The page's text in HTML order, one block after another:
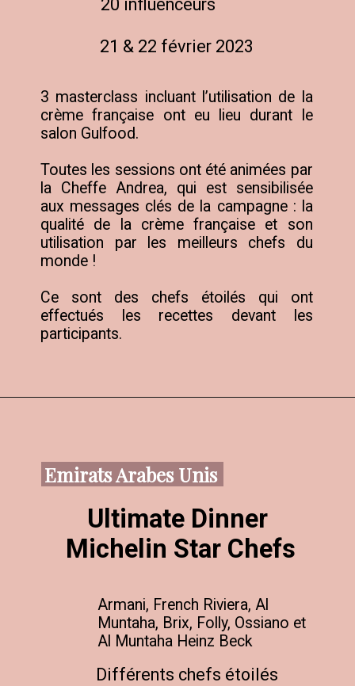
20 influenceurs
21 & 22 février 2023
3 masterclass incluant l’utilisation de la
crème française ont eu lieu durant le
salon Gulfood.
Toutes les sessions ont été animées par
la Cheffe Andrea, qui est sensibilisée
aux messages clés de la campagne : la
qualité de la crème française et son
utilisation par les meilleurs chefs du
monde !
Ce sont des chefs étoilés qui ont
effectués les recettes devant les
participants.
Ultimate Dinner
Michelin Star Chefs
Armani, French Riviera, Al
Muntaha, Brix, Folly, Ossiano et
Al Muntaha Heinz Beck
Différents chefs étoilés
Emirats Arabes Unis